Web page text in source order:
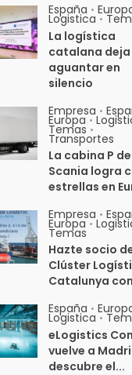
España •
Logistica •
La logística
catalana deja
aguantar en
silencio
Empresa •
Europa •
Temas •
Transportes
La cabina P de
Scania logra
estrellas en
Empresa •
Europa •
Temas
Hazte socio
Clúster
Catalunya
España •
Logistica •
eLogistics
vuelve a
descubre el...